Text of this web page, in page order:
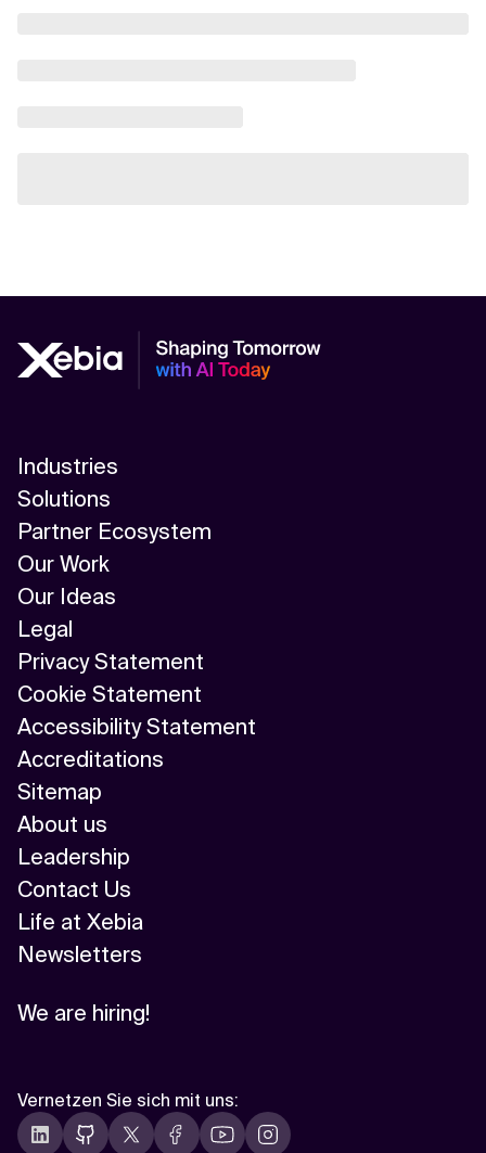
Industries
Solutions
Partner Ecosystem
Our Work
Our Ideas
Legal
Privacy Statement
Cookie Statement
Accessibility Statement
Accreditations
Sitemap
About us
Leadership
Contact Us
Life at Xebia
Newsletters
We are hiring!
Vernetzen Sie sich mit uns: